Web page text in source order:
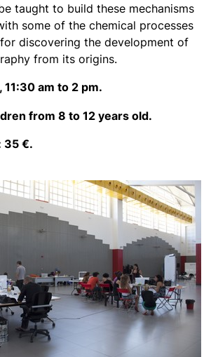
taught to build these mechanisms
some of the chemical processes
discovering the development of
from its origins.
am to 2 pm.
from 8 to 12 years old.
35 €.